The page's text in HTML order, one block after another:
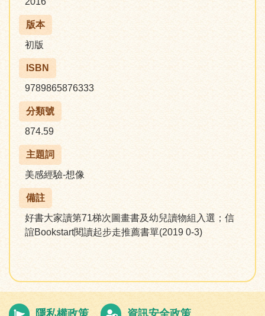
版本
初版
ISBN
9789865876333
分類號
874.59
主題詞
美感經驗-想像
備註
好書大家讀第71梯次圖畫書及幼兒讀物組入選；信
誼Bookstart閱讀起步走推薦書單(2019 0-3)
隱私權政策 資訊安全政策